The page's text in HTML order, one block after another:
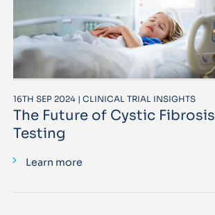
16TH SEP 2024 | CLINICAL TRIAL INSIGHTS
The Future of Cystic Fibrosis
Testing
Learn more